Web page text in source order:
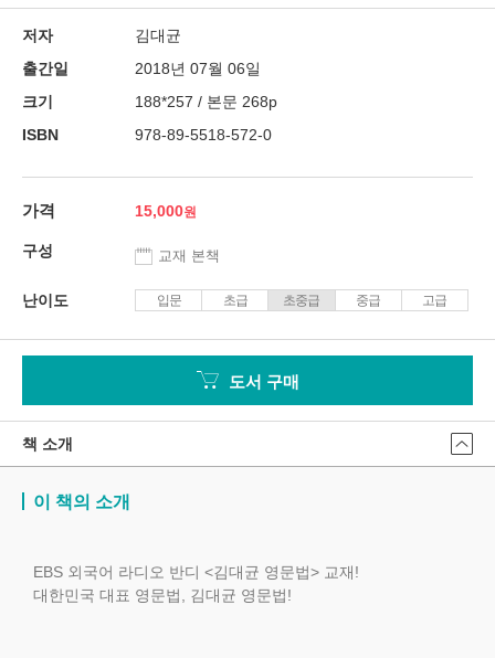
저자
김대균
출간일
2018년 07월 06일
크기
188*257 / 본문 268p
ISBN
978-89-5518-572-0
가격 15,000
구성 교재 본책
난이도 입문 초급 초중급 중급 고급
도서 구매
책 소개
이 책의 소개
EBS 외국어 라디오 반디 <김대균 영문법> 교재!
대한민국 대표 영문법, 김대균 영문법!